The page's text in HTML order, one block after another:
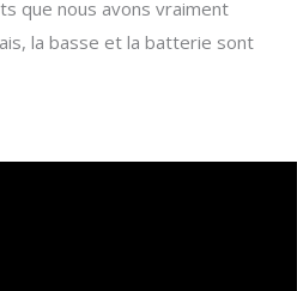
que nous avons vraiment
la basse et la batterie sont